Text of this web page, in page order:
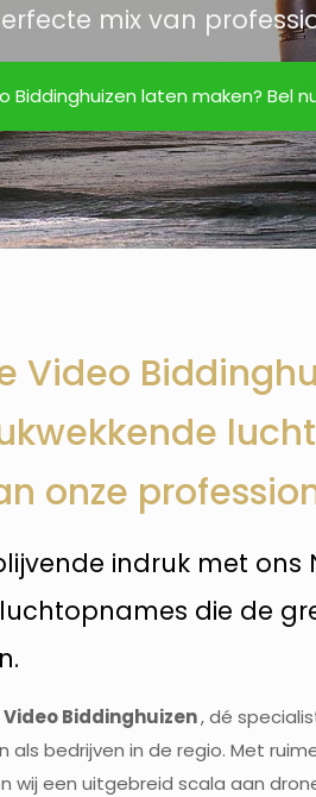
mix van
Biddinghuizen laten maken? Bel
Video
onze
indruk met ons
die de
Video Biddinghuizen, dé
als bedrijven in de regio. Met
wij een uitgebreid scala aan